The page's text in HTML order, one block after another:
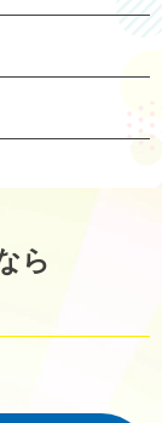
ら